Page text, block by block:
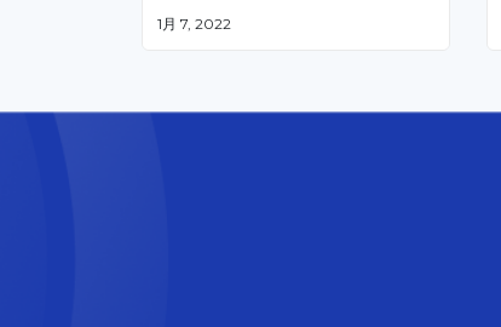
てお伝えしています。 オフショ
1月 7, 2022